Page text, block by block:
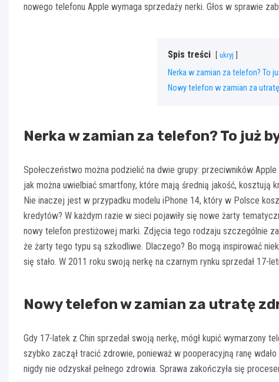
nowego telefonu Apple wymaga sprzedaży nerki. Głos w sprawie
Spis treści ukryj
Nerka w zamian za telefon? To
Nowy telefon w zamian za
Nerka w zamian za telefon? To już
Społeczeństwo można podzielić na dwie grupy: przeciwników
jak można uwielbiać smartfony, które mają średnią jakość, kosztują
Nie inaczej jest w przypadku modelu iPhone 14, który w Polsce
kredytów? W każdym razie w sieci pojawiły się nowe żarty
nowy telefon prestiżowej marki. Zdjęcia tego rodzaju szczególnie
że żarty tego typu są szkodliwe. Dlaczego? Bo mogą inspirować
się stało. W 2011 roku swoją nerkę na czarnym rynku sprzedał 17-
Nowy telefon w zamian za utratę
Gdy 17-latek z Chin sprzedał swoją nerkę, mógł kupić wymarzony
szybko zaczął tracić zdrowie, ponieważ w pooperacyjną ranę
nigdy nie odzyskał pełnego zdrowia. Sprawa zakończyła się